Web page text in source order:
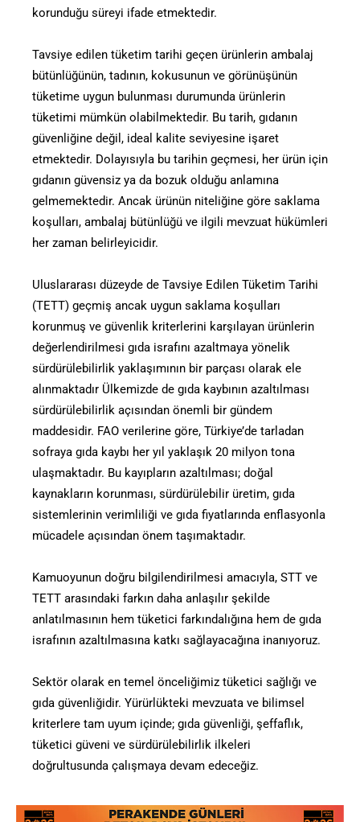
korunduğu süreyi ifade etmektedir.
Tavsiye edilen tüketim tarihi geçen ürünlerin ambalaj
bütünlüğünün, tadının, kokusunun ve görünüşünün
tüketime uygun bulunması durumunda ürünlerin
tüketimi mümkün olabilmektedir. Bu tarih, gıdanın
güvenliğine değil, ideal kalite seviyesine işaret
etmektedir. Dolayısıyla bu tarihin geçmesi, her ürün için
gıdanın güvensiz ya da bozuk olduğu anlamına
gelmemektedir. Ancak ürünün niteliğine göre saklama
koşulları, ambalaj bütünlüğü ve ilgili mevzuat hükümleri
her zaman belirleyicidir.
Uluslararası düzeyde de Tavsiye Edilen Tüketim Tarihi
(TETT) geçmiş ancak uygun saklama koşulları
korunmuş ve güvenlik kriterlerini karşılayan ürünlerin
değerlendirilmesi gıda israfını azaltmaya yönelik
sürdürülebilirlik yaklaşımının bir parçası olarak ele
alınmaktadır Ülkemizde de gıda kaybının azaltılması
sürdürülebilirlik açısından önemli bir gündem
maddesidir. FAO verilerine göre, Türkiye’de tarladan
sofraya gıda kaybı her yıl yaklaşık 20 milyon tona
ulaşmaktadır. Bu kayıpların azaltılması; doğal
kaynakların korunması, sürdürülebilir üretim, gıda
sistemlerinin verimliliği ve gıda fiyatlarında enflasyonla
mücadele açısından önem taşımaktadır.
Kamuoyunun doğru bilgilendirilmesi amacıyla, STT ve
TETT arasındaki farkın daha anlaşılır şekilde
anlatılmasının hem tüketici farkındalığına hem de gıda
israfının azaltılmasına katkı sağlayacağına inanıyoruz.
Sektör olarak en temel önceliğimiz tüketici sağlığı ve
gıda güvenliğidir. Yürürlükteki mevzuata ve bilimsel
kriterlere tam uyum içinde; gıda güvenliği, şeffaflık,
tüketici güveni ve sürdürülebilirlik ilkeleri
doğrultusunda çalışmaya devam edeceğiz.